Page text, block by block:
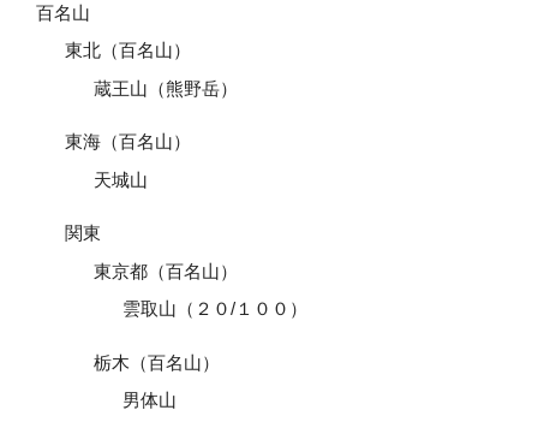
百名山
東北（百名山）
蔵王山（熊野岳）
東海（百名山）
天城山
関東
東京都（百名山）
雲取山（２０/１００）
栃木（百名山）
男体山